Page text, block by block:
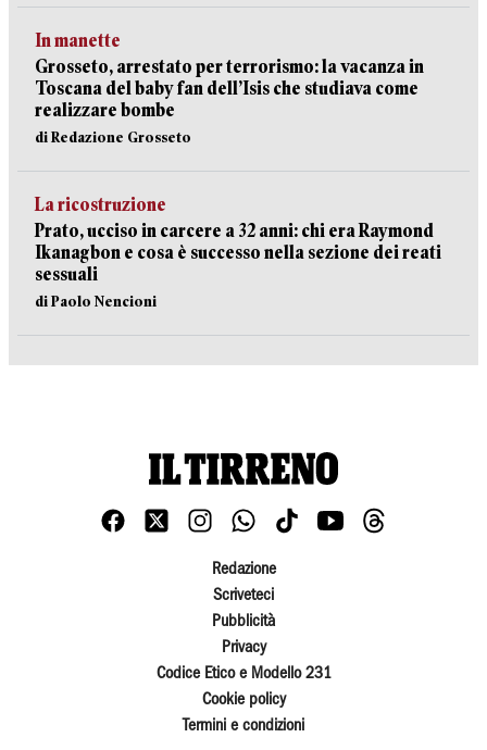
In manette
Grosseto, arrestato per terrorismo: la vacanza in
Toscana del baby fan dell’Isis che studiava come
realizzare bombe
di Redazione Grosseto
La ricostruzione
Prato, ucciso in carcere a 32 anni: chi era Raymond
Ikanagbon e cosa è successo nella sezione dei reati
sessuali
di Paolo Nencioni
Redazione
Scriveteci
Pubblicità
Privacy
Codice Etico e Modello 231
Cookie policy
Termini e condizioni